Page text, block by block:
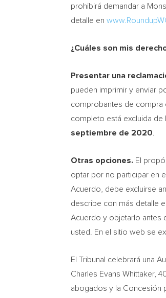
prohibirá demandar a
detalle en
¿Cuáles son mis
Presentar una
pueden imprimir y enviar
comprobantes de compra
completo está excluida de
septiembre de 2020
Otras opciones. El
optar por no participar en
Acuerdo, debe excluirse
describe con más detalle
Acuerdo y objetarlo antes
usted. En el sitio web se
El Tribunal celebrará una
Charles Evans Whittaker,
abogados y la Concesión